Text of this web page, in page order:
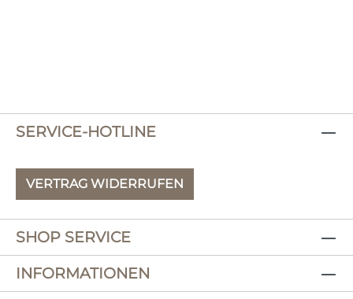
SERVICE-HOTLINE
VERTRAG WIDERRUFEN
SHOP SERVICE
INFORMATIONEN